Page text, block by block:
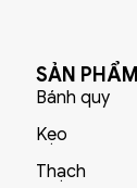
SẢN PHẨM
Bánh quy
Kẹo
Thạch